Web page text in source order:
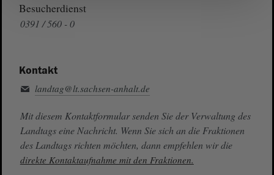
Besucherdienst
0391 / 560 - 0
Kontakt
landtag@lt.sachsen-anhalt.de
Mit diesem Kontaktformular senden Sie der Verwaltung des
Landtags eine Nachricht. Wenn Sie sich an die Fraktionen
des Landtags richten möchten, dann empfehlen wir die
direkte Kontaktaufnahme mit den Fraktionen.